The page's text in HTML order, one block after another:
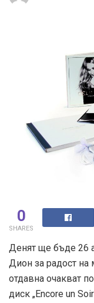
0
SHARES
Денят ще бъде 26
Дион за радост на
отдавна очакват
диск „Encore un